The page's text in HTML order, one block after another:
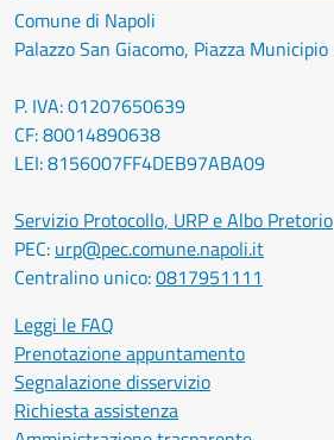
Comune di Napoli
Palazzo San Giacomo, Piazza
P. IVA: 01207650639
CF: 80014890638
LEI: 8156007FF4DEB97ABA09
Servizio Protocollo, URP e Albo Pretorio
PEC: urp@pec.comune.napoli.it
Centralino unico:0817951111
Leggi le FAQ
Prenotazione appuntamento
Segnalazione disservizio
Richiesta assistenza